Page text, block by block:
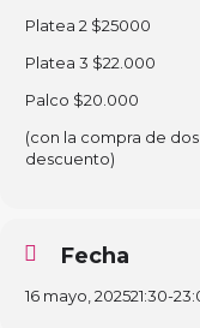
Platea 2 $25000
Platea 3 $22.000
Palco $20.000
(con la compra de
descuento)
Fecha
16 mayo, 202521:30-